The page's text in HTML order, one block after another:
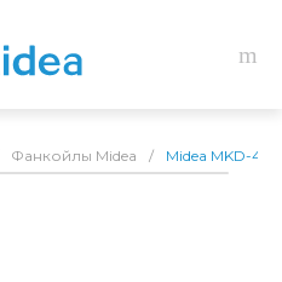
Фанкойлы Midea / Midea MKD-